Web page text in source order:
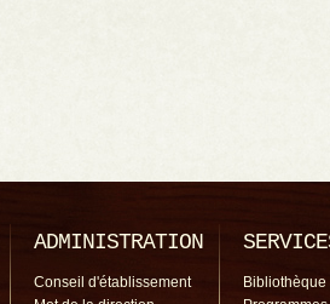
ADMINISTRATION
Conseil d'établissement
Bibliothèque